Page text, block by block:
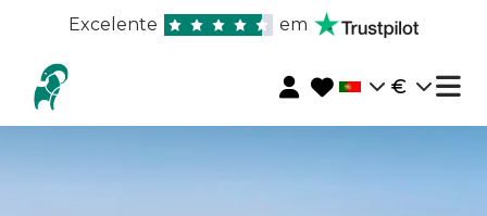
Excelente em
€